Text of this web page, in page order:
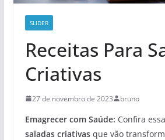
SLIDER
Receitas Para
Criativas
27 de novembro de 2023 bruno
Emagrecer com Saúde: Confira
saladas criativasque vão